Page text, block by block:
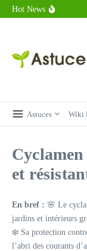
Aller au contenu
Hot News
Astuces Wiki
et
En bref : 🌸 Le
jardins et intérieurs
❄️ Sa protection
l’abri des courants